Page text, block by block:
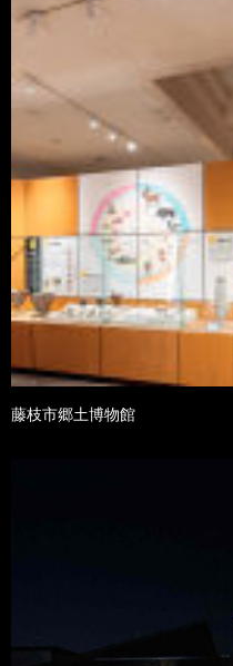
藤枝市郷土博物館